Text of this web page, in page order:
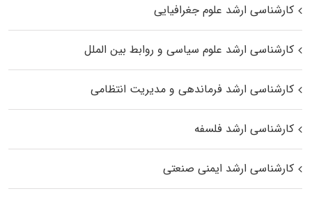
کارشناسی ارشد علوم جغرافیایی
کارشناسی ارشد علوم سیاسی و روابط بین الملل
کارشناسی ارشد فرماندهی و مدیریت انتظامی
کارشناسی ارشد فلسفه
کارشناسی ارشد ایمنی صنعتی